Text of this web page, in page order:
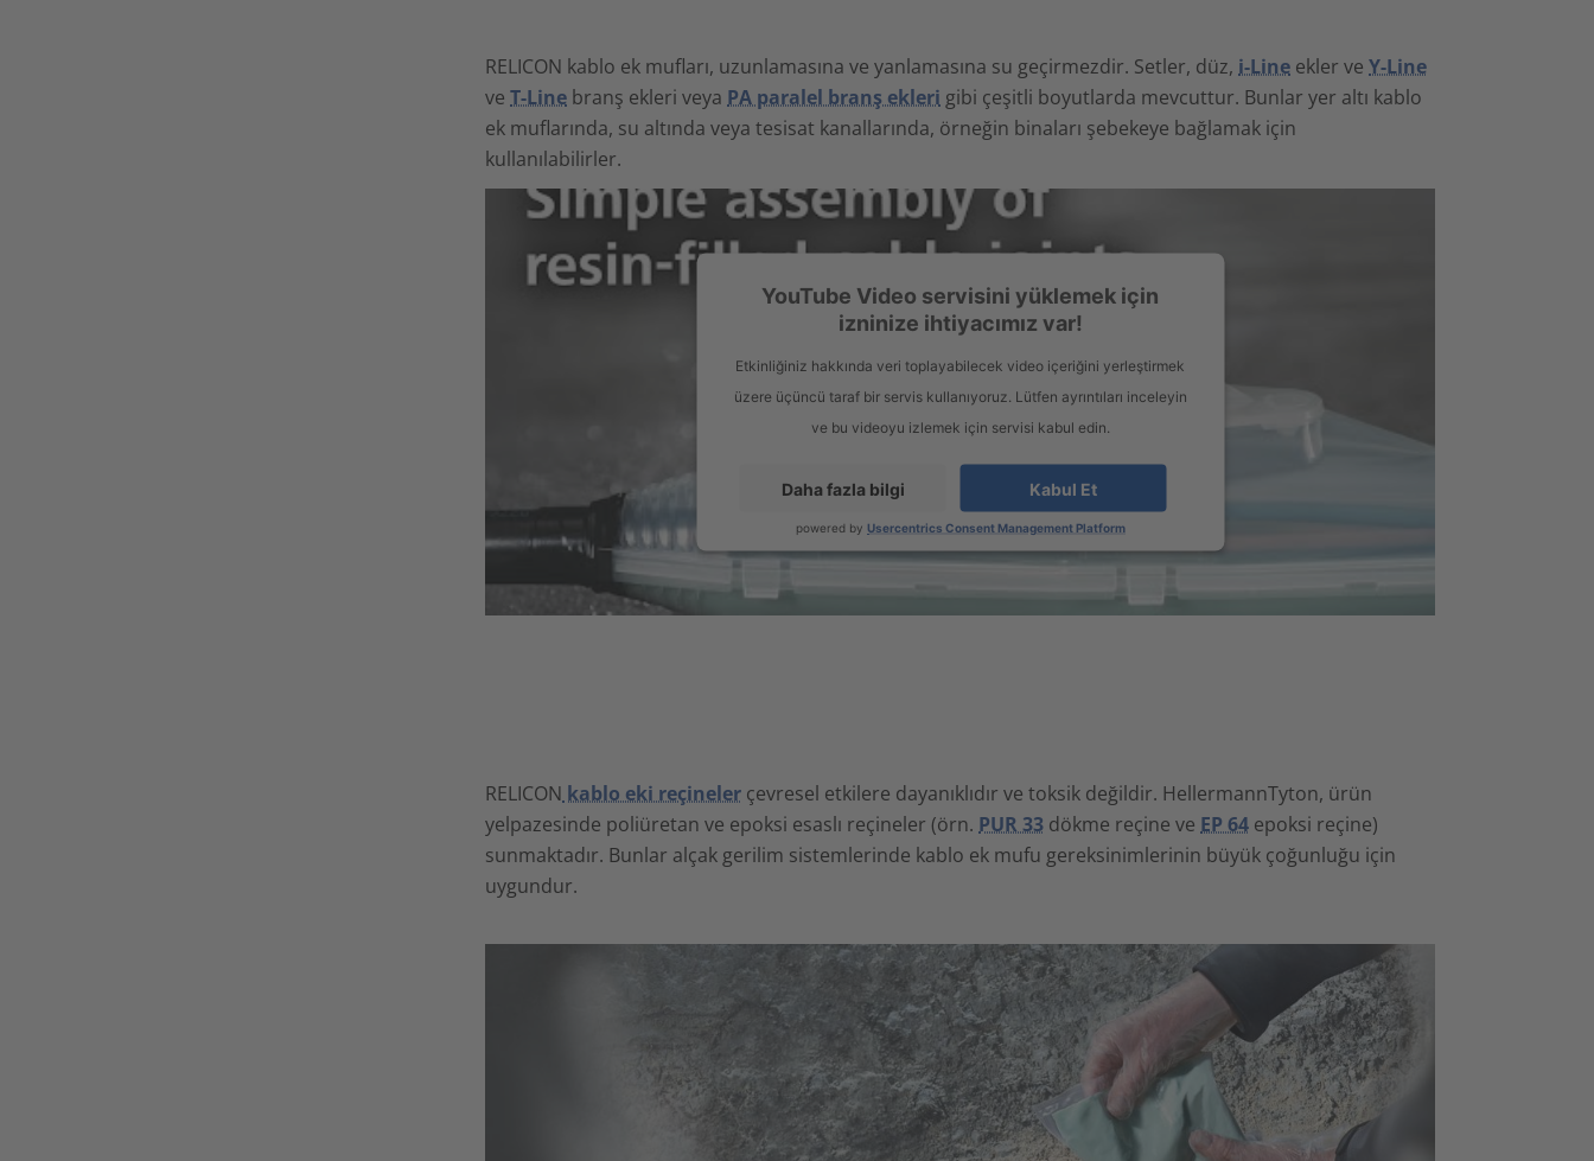
RELICON kablo ek mufları, uzunlamasına ve yanlamasına su geçirmezdir. Setler, düz, i-Line ekler ve Y-Line
ve T-Line branş ekleri veya PA paralel branş ekleri gibi çeşitli boyutlarda mevcuttur. Bunlar yer altı kablo
ek muflarında, su altında veya tesisat kanallarında, örneğin binaları şebekeye bağlamak için
kullanılabilirler.
YouTube Video servisini yüklemek için
izninize ihtiyacımız var!
Etkinliğiniz hakkında veri toplayabilecek video içeriğini yerleştirmek
üzere üçüncü taraf bir servis kullanıyoruz. Lütfen ayrıntıları inceleyin
ve bu videoyu izlemek için servisi kabul edin.
Daha fazla bilgi Kabul Et
powered by Usercentrics Consent Management Platform
RELICON kablo eki reçineler çevresel etkilere dayanıklıdır ve toksik değildir. HellermannTyton, ürün
yelpazesinde poliüretan ve epoksi esaslı reçineler (örn. PUR 33 dökme reçine ve EP 64 epoksi reçine)
sunmaktadır. Bunlar alçak gerilim sistemlerinde kablo ek mufu gereksinimlerinin büyük çoğunluğu için
uygundur.